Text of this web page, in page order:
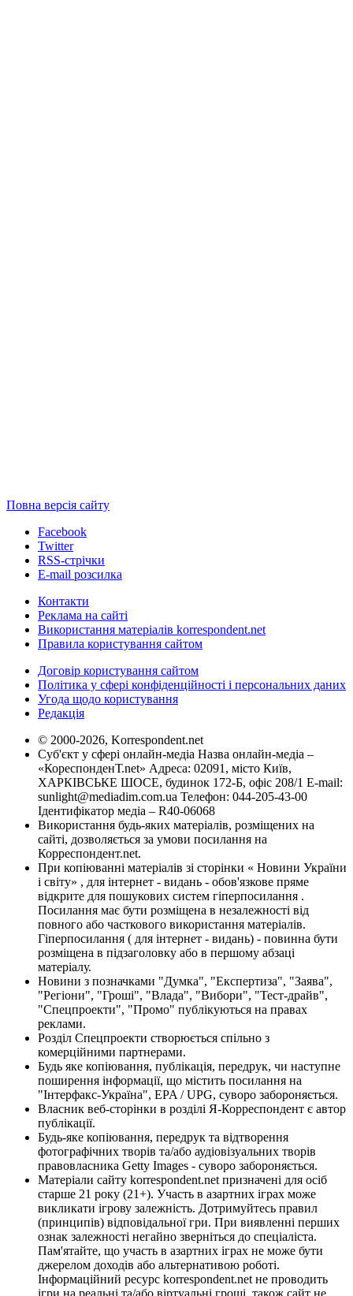
Повна версія сайту
Facebook
Twitter
RSS-стрічки
E-mail розсилка
Контакти
Реклама на сайті
Використання матеріалів korrespondent.net
Правила користування сайтом
Договір користування сайтом
Політика у сфері конфіденційності і персональних даних
Угода щодо користування
Редакція
© 2000-2026, Korrespondent.net
Суб'єкт у сфері онлайн-медіа Назва онлайн-медіа –
«КореспонденТ.net» Адреса: 02091, місто Київ,
ХАРКІВСЬКЕ ШОСЕ, будинок 172-Б, офіс 208/1 E-mail:
sunlight@mediadim.com.ua Телефон: 044-205-43-00
Ідентифікатор медіа – R40-06068
Використання будь-яких матеріалів, розміщених на
сайті, дозволяється за умови посилання на
Корреспондент.net.
При копіюванні матеріалів зі сторінки « Новини України
і світу» , для інтернет - видань - обов'язкове пряме
відкрите для пошукових систем гіперпосилання .
Посилання має бути розміщена в незалежності від
повного або часткового використання матеріалів.
Гіперпосилання ( для інтернет - видань) - повинна бути
розміщена в підзаголовку або в першому абзаці
матеріалу.
Новини з позначками "Думка", "Експертиза", "Заява",
"Регіони", "Гроші", "Влада", "Вибори", "Тест-драйв",
"Спецпроекти", "Промо" публікуються на правах
реклами.
Розділ Спецпроекти створюється спільно з
комерційними партнерами.
Будь яке копіювання, публікація, передрук, чи наступне
поширення інформації, що містить посилання на
"Інтерфакс-Україна", EPA / UPG, суворо забороняється.
Власник веб-сторінки в розділі Я-Корреспондент є автор
публікації.
Будь-яке копіювання, передрук та відтворення
фотографічних творів та/або аудіовізуальних творів
правовласника Getty Images - суворо забороняється.
Матеріали сайту korrespondent.net призначені для осіб
старше 21 року (21+). Участь в азартних іграх може
викликати ігрову залежність. Дотримуйтесь правил
(принципів) відповідальної гри. При виявленні перших
ознак залежності негайно зверніться до спеціаліста.
Пам'ятайте, що участь в азартних іграх не може бути
джерелом доходів або альтернативою роботі.
Інформаційний ресурс korrespondent.net не проводить
ігри на реальні та/або віртуальні гроші, також сайт не